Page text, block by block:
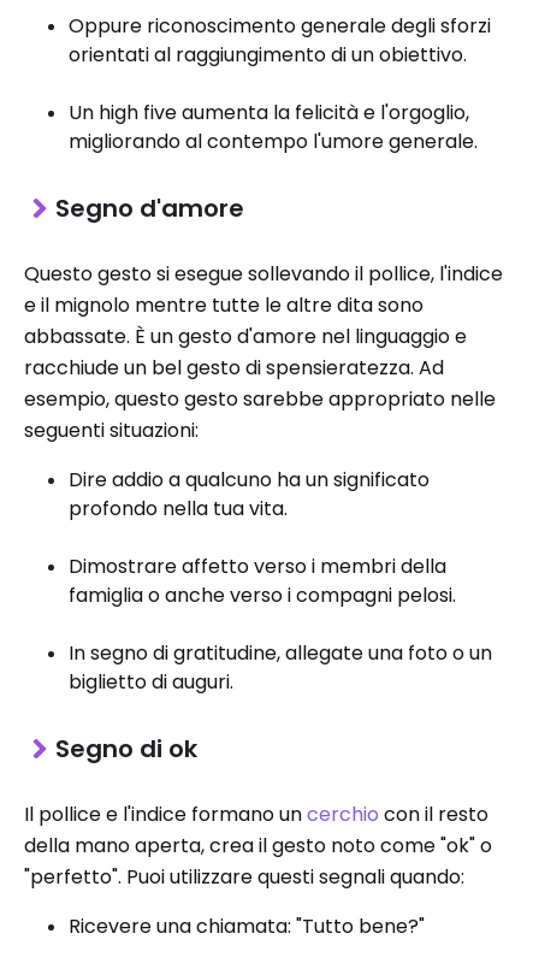
Oppure riconoscimento generale degli sforzi
orientati al raggiungimento di un obiettivo.
Un high five aumenta la felicità e l'orgoglio,
migliorando al contempo l'umore generale.
Segno d'amore
Questo gesto si esegue sollevando il pollice, l'indice
e il mignolo mentre tutte le altre dita sono
abbassate. È un gesto d'amore nel linguaggio e
racchiude un bel gesto di spensieratezza. Ad
esempio, questo gesto sarebbe appropriato nelle
seguenti situazioni:
Dire addio a qualcuno ha un significato
profondo nella tua vita.
Dimostrare affetto verso i membri della
famiglia o anche verso i compagni pelosi.
In segno di gratitudine, allegate una foto o un
biglietto di auguri.
Segno di ok
Il pollice e l'indice formano uncerchio con il resto
della mano aperta, crea il gesto noto come "ok" o
"perfetto". Puoi utilizzare questi segnali quando:
Ricevere una chiamata: "Tutto bene?"